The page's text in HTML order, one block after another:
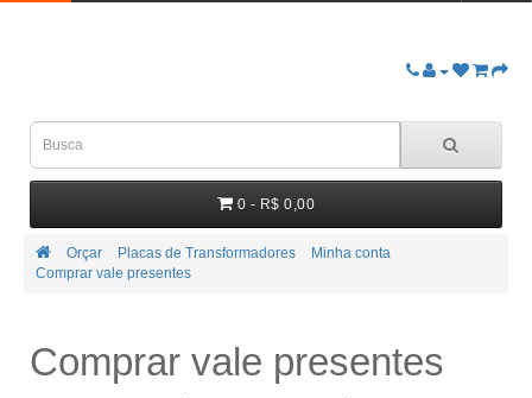
0 - R$ 0,00
Orçar Placas de Transformadores
Minha conta
Comprar vale presentes
Comprar vale presentes